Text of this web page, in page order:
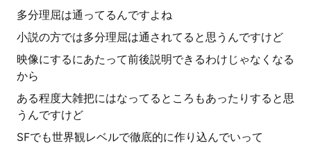
多分理屈は通ってるんですよね
小説の方では多分理屈は通されてると思うんですけど
映像にするにあたって前後説明できるわけじゃなくなる
から
ある程度大雑把にはなってるところもあったりすると思
うんですけど
SFでも世界観レベルで徹底的に作り込んでいって